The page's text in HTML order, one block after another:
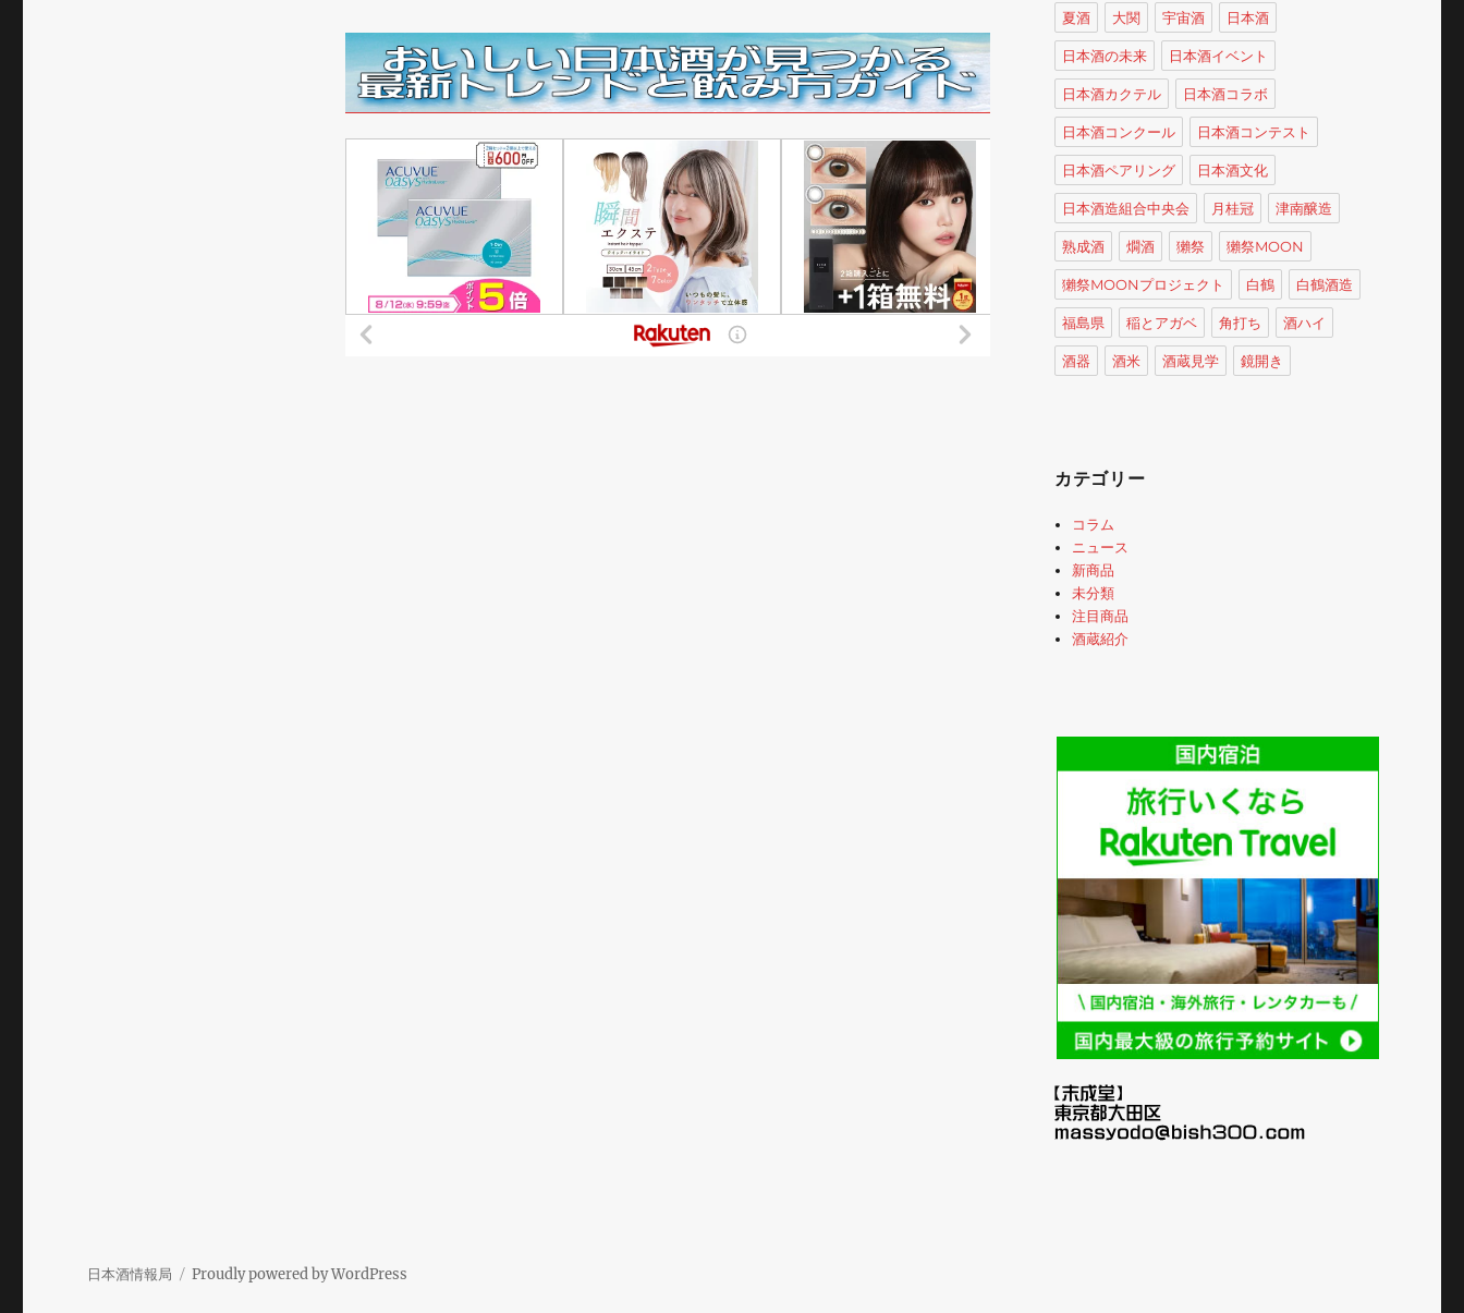
夏酒 大関 宇宙酒 日本酒
日本酒の未来 日本酒イベント
日本酒カクテル 日本酒コラボ
日本酒コンクール 日本酒コンテスト
日本酒ペアリング 日本酒文化
日本酒造組合中央会 月桂冠 津南醸造
熟成酒 燗酒 獺祭 獺祭MOON
獺祭MOONプロジェクト 白鶴 白鶴酒造
福島県 稲とアガベ 角打ち 酒ハイ
酒器 酒米 酒蔵見学 鏡開き
カテゴリー
コラム
ニュース
新商品
未分類
注目商品
酒蔵紹介
日本酒情報局 Proudly powered by WordPress